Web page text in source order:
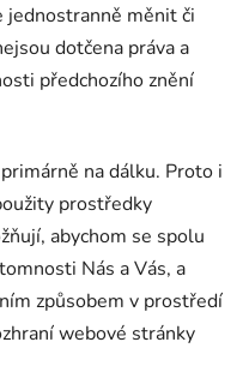
jednostranně měnit či
dotčena práva a
předchozího znění
na dálku. Proto i
prostředky
abychom se spolu
Nás a Vás, a
způsobem v prostředí
webové stránky